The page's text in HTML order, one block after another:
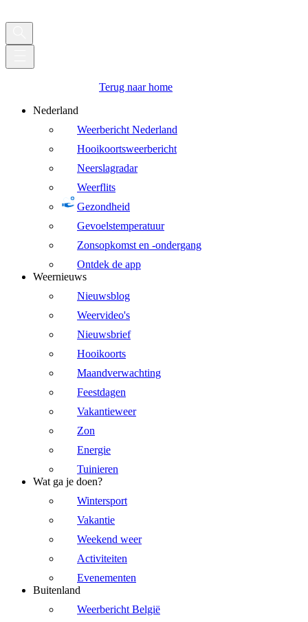
Terug naar home
Nederland
Weerbericht Nederland
Hooikoortsweerbericht
Neerslagradar
Weerflits
Gezondheid
Gevoelstemperatuur
Zonsopkomst en -ondergang
Ontdek de app
Weernieuws
Nieuwsblog
Weervideo's
Nieuwsbrief
Hooikoorts
Maandverwachting
Feestdagen
Vakantieweer
Zon
Energie
Tuinieren
Wat ga je doen?
Wintersport
Vakantie
Weekend weer
Activiteiten
Evenementen
Buitenland
Weerbericht België